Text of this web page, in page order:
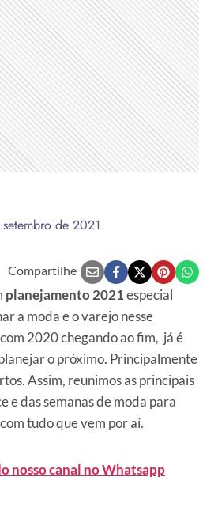
de 2021
Compartilhe
planejamento 2021especial
a moda e o varejo nesse
2020 chegando ao fim, já é
o próximo. Principalmente
Assim, reunimos as principais
e das semanas de moda para
tudo que vem por aí.
nosso canal no Whatsapp